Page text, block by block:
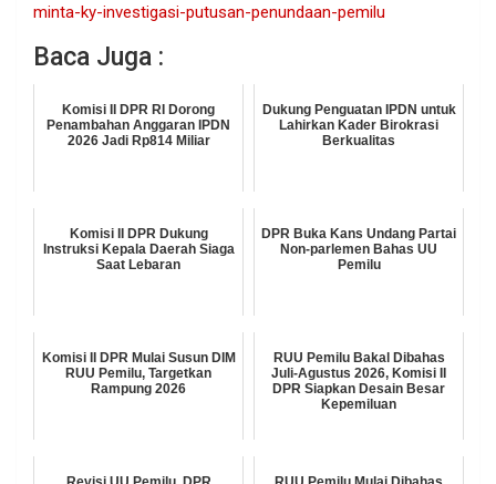
minta-ky-investigasi-putusan-penundaan-pemilu
Baca Juga :
Komisi II DPR RI Dorong
Penambahan Anggaran IPDN
2026 Jadi Rp814 Miliar
Dukung Penguatan IPDN untuk
Lahirkan Kader Birokrasi
Berkualitas
Komisi II DPR Dukung
Instruksi Kepala Daerah Siaga
Saat Lebaran
DPR Buka Kans Undang Partai
Non-parlemen Bahas UU
Pemilu
Komisi II DPR Mulai Susun DIM
RUU Pemilu, Targetkan
Rampung 2026
RUU Pemilu Bakal Dibahas
Juli-Agustus 2026, Komisi II
DPR Siapkan Desain Besar
Kepemiluan